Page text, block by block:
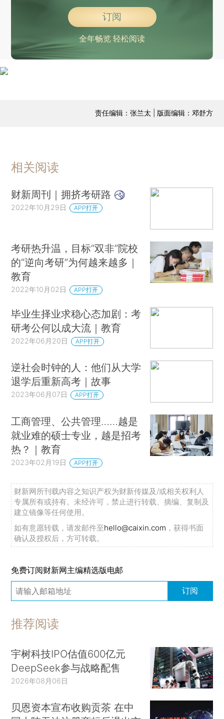
订阅
全年畅览 轻松阅读
责任编辑：张兰太 | 版面编辑：邓舒方
相关阅读
财新周刊｜拥挤考研路
2022年10月29日 APP打开
考研热升温，目标“双非”院校
的“逆向考研”为何越来越多｜
教育
2022年10月02日 APP打开
毕业生择业求稳心态加剧：考
研考公何以成大流｜教育
2022年06月20日 APP打开
逆社会时钟的人：他们从大学
退学后重新高考｜故事
2023年06月07日 APP打开
工商管理、公共管理……越是
就业难的硕士专业，越是招考
热？｜教育
2023年02月19日 APP打开
财新网所刊载内容之知识产权为财新传媒及/或相关权利人
专属所有或持有。未经许可，禁止进行转载、摘编、复制及
建立镜像等任何使用。
如有意愿转载，请发邮件至hello@caixin.com ，获得书面
确认及授权后，方可转载。
免费订阅财新网主编精选版电邮
订阅
推荐阅读
宇树科技IPO估值600亿元
DeepSeek参与战略配售
2026年08月06日
贝恩资本宣布收购贡茶 在中